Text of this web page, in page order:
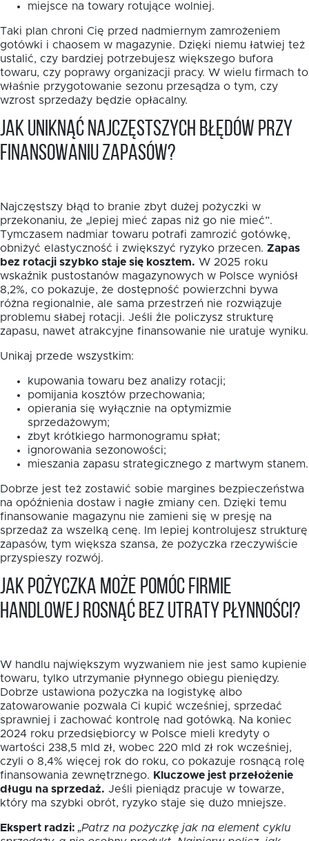
miejsce na towary rotujące wolniej.
Taki plan chroni Cię przed nadmiernym zamrożeniem
gotówki i chaosem w magazynie. Dzięki niemu łatwiej też
ustalić, czy bardziej potrzebujesz większego bufora
towaru, czy poprawy organizacji pracy. W wielu firmach to
właśnie przygotowanie sezonu przesądza o tym, czy
wzrost sprzedaży będzie opłacalny.
Jak uniknąć najczęstszych błędów przy
finansowaniu zapasów?
Najczęstszy błąd to branie zbyt dużej pożyczki w
przekonaniu, że „lepiej mieć zapas niż go nie mieć”.
Tymczasem nadmiar towaru potrafi zamrozić gotówkę,
obniżyć elastyczność i zwiększyć ryzyko przecen. Zapas
bez rotacji szybko staje się kosztem. W 2025 roku
wskaźnik pustostanów magazynowych w Polsce wyniósł
8,2%, co pokazuje, że dostępność powierzchni bywa
różna regionalnie, ale sama przestrzeń nie rozwiązuje
problemu słabej rotacji. Jeśli źle policzysz strukturę
zapasu, nawet atrakcyjne finansowanie nie uratuje wyniku.
Unikaj przede wszystkim:
kupowania towaru bez analizy rotacji;
pomijania kosztów przechowania;
opierania się wyłącznie na optymizmie
sprzedażowym;
zbyt krótkiego harmonogramu spłat;
ignorowania sezonowości;
mieszania zapasu strategicznego z martwym stanem.
Dobrze jest też zostawić sobie margines bezpieczeństwa
na opóźnienia dostaw i nagłe zmiany cen. Dzięki temu
finansowanie magazynu nie zamieni się w presję na
sprzedaż za wszelką cenę. Im lepiej kontrolujesz strukturę
zapasów, tym większa szansa, że pożyczka rzeczywiście
przyspieszy rozwój.
Jak pożyczka może pomóc firmie
handlowej rosnąć bez utraty płynności?
W handlu największym wyzwaniem nie jest samo kupienie
towaru, tylko utrzymanie płynnego obiegu pieniędzy.
Dobrze ustawiona pożyczka na logistykę albo
zatowarowanie pozwala Ci kupić wcześniej, sprzedać
sprawniej i zachować kontrolę nad gotówką. Na koniec
2024 roku przedsiębiorcy w Polsce mieli kredyty o
wartości 238,5 mld zł, wobec 220 mld zł rok wcześniej,
czyli o 8,4% więcej rok do roku, co pokazuje rosnącą rolę
finansowania zewnętrznego. Kluczowe jest przełożenie
długu na sprzedaż. Jeśli pieniądz pracuje w towarze,
który ma szybki obrót, ryzyko staje się dużo mniejsze.
Ekspert radzi: „Patrz na pożyczkę jak na element cyklu